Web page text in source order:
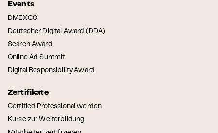
Events
DMEXCO
Deutscher Digital Award (DDA)
Search Award
Online Ad Summit
Digital Responsibility Award
Zertifikate
Certified Professional werden
Kurse zur Weiterbildung